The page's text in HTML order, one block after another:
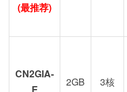
(最推荐)
CN2GIA-
2GB 3核